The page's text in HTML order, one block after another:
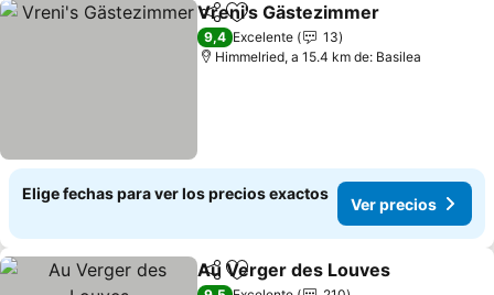
CompartirAgregar a favoritos
Vreni's Gästezimmer
9,4 Excelente
13
Himmelried, a 15.4 km de: Basilea
Elige fechas para ver los precios exactos
Ver precios
CompartirAgregar a favoritos
Au Verger des Louves